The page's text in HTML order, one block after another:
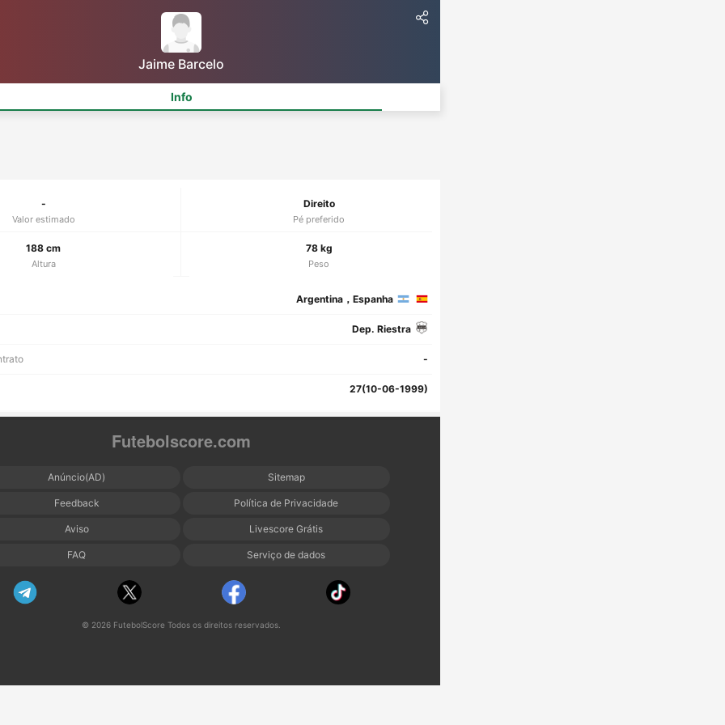
Jaime Barcelo
Info
-
Valor estimado
Direito
Pé preferido
188 cm
Altura
78 kg
Peso
Argentina，Espanha
Dep. Riestra
-
27(10-06-1999)
Futebolscore.com
Anúncio(AD) Sitemap
Feedback Política de Privacidade
Aviso Livescore Grátis
FAQ Serviço de dados
© 2026 FutebolScore Todos os direitos reservados.